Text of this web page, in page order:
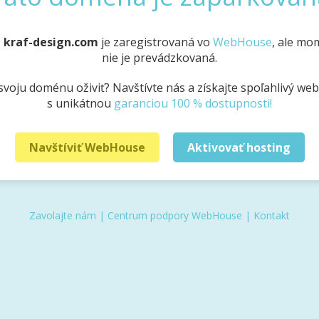
kraf-design.com je zaregistrovaná vo WebHouse, ale
nie je prevádzkovaná.
doménu oživiť? Navštívte nás a získajte spoľahlivý
s unikátnou garanciou 100 % dostupnosti!
Navštíviť WebHouse Aktivovať hosting
Zavolajte nám | Centrum podpory WebHouse | Kontakt